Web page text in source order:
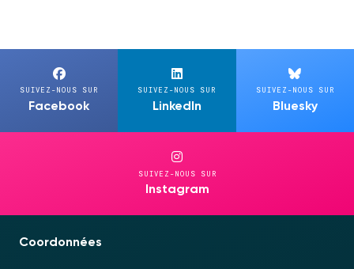
SUIVEZ-NOUS SUR
Facebook
SUIVEZ-NOUS SUR
LinkedIn
SUIVEZ-NOUS SUR
Bluesky
SUIVEZ-NOUS SUR
Instagram
Coordonnées